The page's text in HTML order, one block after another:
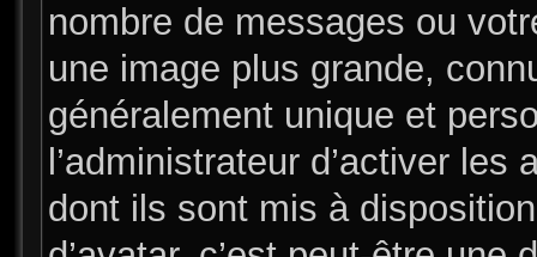
nombre de messages ou
une image plus grande,
généralement unique et
l’administrateur d’activer
dont ils sont mis à